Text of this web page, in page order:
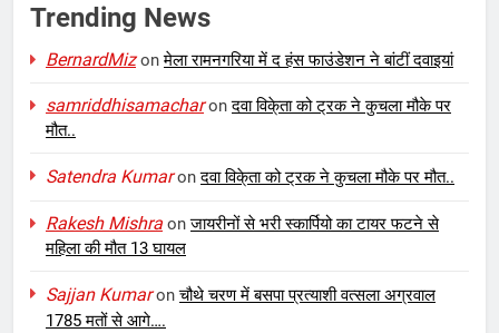
Trending News
BernardMizonमेला रामनगरिया में द हंस फाउंडेशन ने बांटीं दवाइयां
samriddhisamacharonदवा विके्ता को ट्रक ने कुचला मौके पर
मौत..
Satendra Kumaronदवा विके्ता को ट्रक ने कुचला मौके पर मौत..
Rakesh Mishra onजायरीनों से भरी स्कार्पियो का टायर फटने से
महिला की मौत 13 घायल
Sajjan Kumaronचौथे चरण में बसपा प्रत्याशी वत्सला अग्रवाल
1785 मतों से आगे….